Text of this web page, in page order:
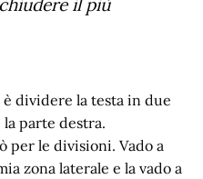
dividere la testa in due
parte destra.
per le divisioni. Vado a
zona laterale e la vado a